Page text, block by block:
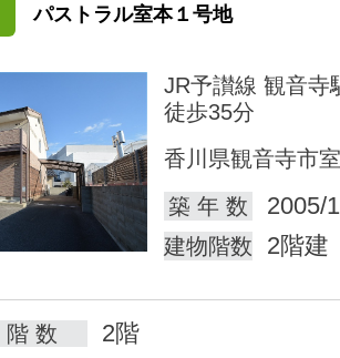
パストラル室本１号地
JR予讃線 観音寺
徒歩35分
香川県観音寺市
築 年 数
2005/
建物階数 2階建
階 数 2階